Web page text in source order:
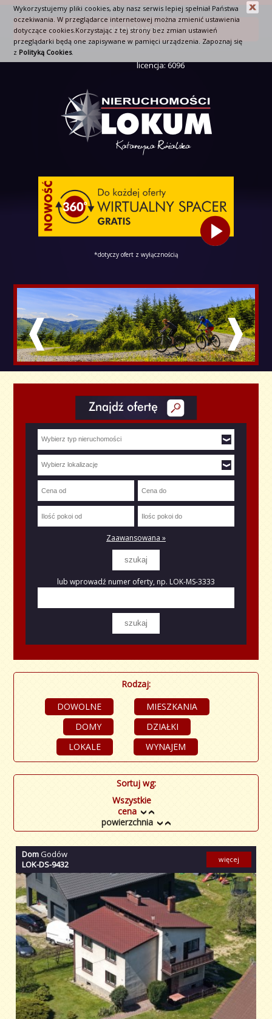
ROZWIŃ MENU
licencja: 6096
*dotyczy ofert z wyłącznością
Zaawansowana »
lub wprowadź numer oferty, np. LOK-MS-3333
Rodzaj:
DOWOLNE
MIESZKANIA
DOMY
DZIAŁKI
LOKALE
WYNAJEM
Sortuj wg:
Wszystkie
cena
powierzchnia
DomGodów
LOK-DS-9432
więcej
Wykorzystujemy pliki cookies, aby nasz serwis lepiej spełniał Państwa
oczekiwania. W przeglądarce internetowej można zmienić ustawienia
dotyczące cookies.Korzystając z tej strony bez zmian ustawień
przeglądarki będą one zapisywane w pamięci urządzenia. Zapoznaj się
z Polityką Cookies.